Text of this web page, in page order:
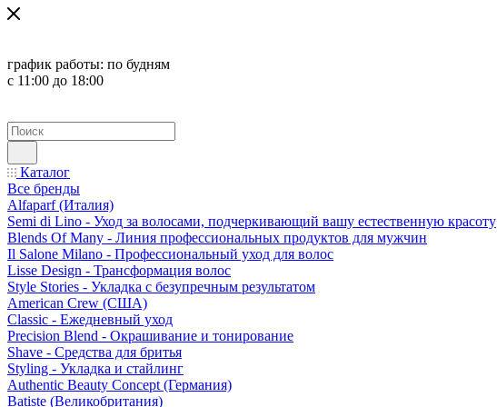
график работы: по будням
с 11:00 до 18:00
Каталог
Все бренды
Alfaparf (Италия)
Semi di Lino - Уход за волосами, подчеркивающий вашу естественную красоту
Blends Of Many - Линия профессиональных продуктов для мужчин
Il Salone Milano - Профессиональный уход для волос
Lisse Design - Трансформация волос
Style Stories - Укладка с безупречным результатом
American Crew (США)
Classic - Ежедневный уход
Precision Blend - Окрашивание и тонирование
Shave - Средства для бритья
Styling - Укладка и стайлинг
Authentic Beauty Concept (Германия)
Batiste (Великобритания)